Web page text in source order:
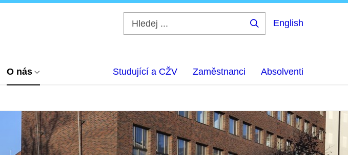
English
O nás Studující a CŽV Zaměstnanci Absolventi